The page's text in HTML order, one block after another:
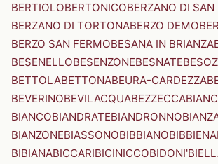
BERTIOLOBERTONICOBERZANO DI SAN
BERZANO DI TORTONABERZO DEMO
BERZO SAN FERMOBESANA IN BRIANZA
BESENELLOBESENZONEBESNATE
BETTOLABETTONABEURA-CARDEZZA
BEVERINOBEVILACQUABEZZECCA
BIANCOBIANDRATEBIANDRONNO
BIANZONEBIASSONOBIBBIANOBIBBIENA
BIBIANABICCARIBICINICCOBIDONI'